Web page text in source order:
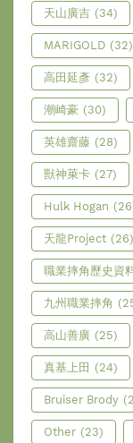
天山廣吉 (34)
MARIGOLD (32)
高田延彥 (32)
潮崎豪 (30)
英雄齋藤 (28)
獸神萊卡 (27)
Hulk Hogan
天龍Project (26)
職業摔角歷史資
九州職業摔角
高山善廣 (25)
真基上田 (24)
Bruiser Brody
Other (23)